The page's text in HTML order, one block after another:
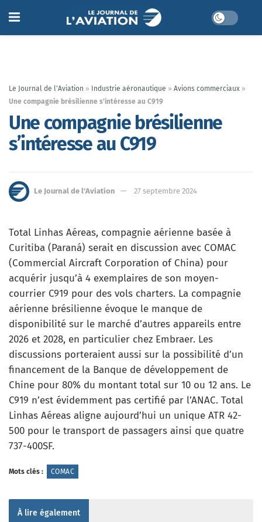
Le Journal de l'Aviation » Industrie aéronautique » Avions commerciaux »
Une compagnie brésilienne s’intéresse au C919
Une compagnie brésilienne
s’intéresse au C919
Le Journal de l'Aviation 27 septembre 2024
Total Linhas Aéreas, compagnie aérienne basée à
Curitiba (Paraná) serait en discussion avec COMAC
(Commercial Aircraft Corporation of China) pour
acquérir jusqu’à 4 exemplaires de son moyen-
courrier C919 pour des vols charters. La compagnie
aérienne brésilienne évoque le manque de
disponibilité sur le marché d’autres appareils entre
2026 et 2028, en particulier chez Embraer. Les
discussions porteraient aussi sur la possibilité d’un
financement de la Banque de développement de
Chine pour 80% du montant total sur 10 ou 12 ans. Le
C919 n’est évidemment pas certifié par l’ANAC. Total
Linhas Aéreas aligne aujourd’hui un unique ATR 42-
500 pour le transport de passagers ainsi que quatre
737-400SF.
Mots clés : COMAC
À lire également